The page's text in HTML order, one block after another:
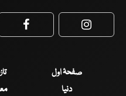
Facebook
صفحۂ اول
دنیا